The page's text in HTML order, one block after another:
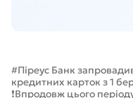
#Піреус Банк
кредитних карток з 1
❗Впродовж цього